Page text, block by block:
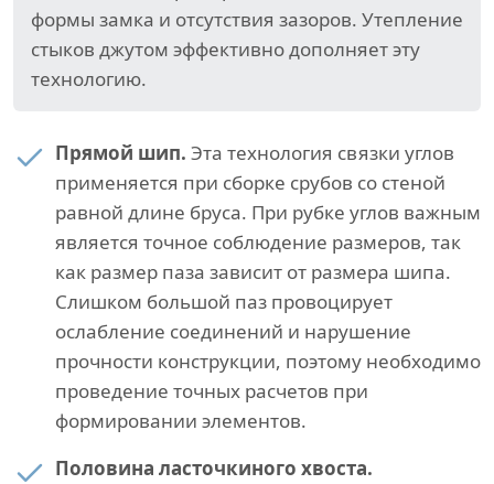
формы замка и отсутствия зазоров. Утепление
стыков джутом эффективно дополняет эту
технологию.
Прямой шип. Эта технология связки углов
применяется при сборке срубов со стеной
равной длине бруса. При рубке углов важным
является точное соблюдение размеров, так
как размер паза зависит от размера шипа.
Слишком большой паз провоцирует
ослабление соединений и нарушение
прочности конструкции, поэтому необходимо
проведение точных расчетов при
формировании элементов.
Половина ласточкиного хвоста.